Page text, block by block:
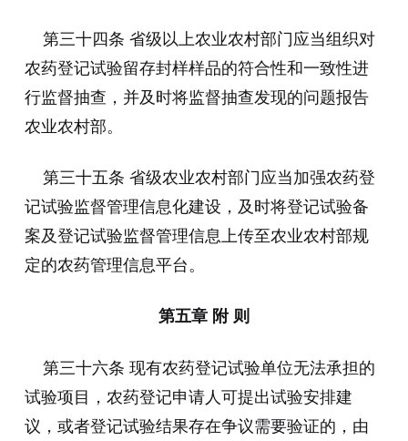
第三十四条 省级以上农业农村部门应当组织对
农药登记试验留存封样样品的符合性和一致性进
行监督抽查，并及时将监督抽查发现的问题报告
农业农村部。
第三十五条 省级农业农村部门应当加强农药登
记试验监督管理信息化建设，及时将登记试验备
案及登记试验监督管理信息上传至农业农村部规
定的农药管理信息平台。
第五章 附 则
第三十六条 现有农药登记试验单位无法承担的
试验项目，农药登记申请人可提出试验安排建
议，或者登记试验结果存在争议需要验证的，由